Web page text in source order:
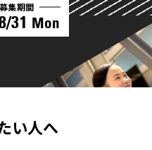
集期間
31 Mon
い人へ